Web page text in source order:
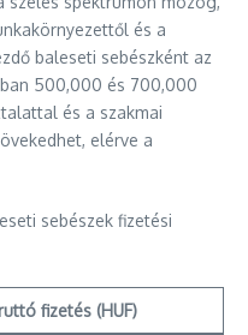
és a
baleseti sebészként az
500,000 és 700,000
és a szakmai
elérve a
sebészek fizetési
fizetés (HUF)